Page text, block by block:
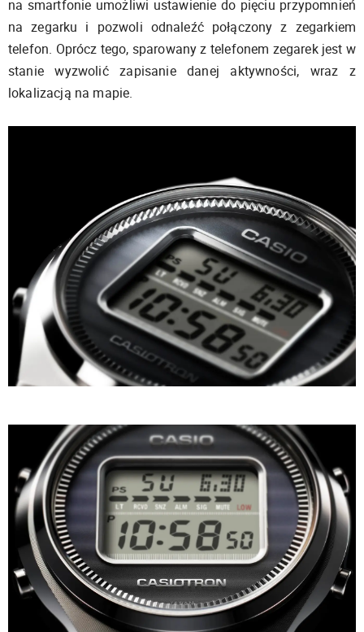
na smartfonie umożliwi ustawienie do pięciu przypomnień
na zegarku i pozwoli odnaleźć połączony z zegarkiem
telefon. Oprócz tego, sparowany z telefonem zegarek jest w
stanie wyzwolić zapisanie danej aktywności, wraz z
lokalizacją na mapie.